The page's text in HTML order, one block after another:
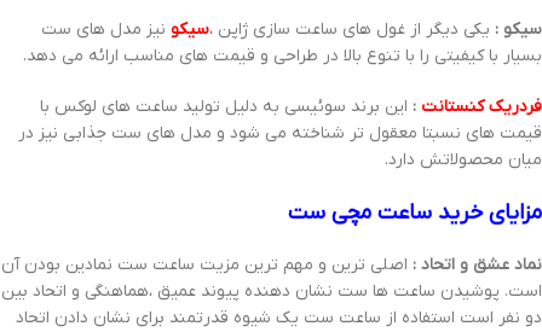
سیکو : یکی دیگر از غول های ساعت سازی ژاپن ،سیکو نیز مدل های ست
بسیار با کیفیتی را با تنوع بالا در طراحی و قیمت های مناسب ارائه می دهد.
فردریک کنستانت : این برند سوئیسی به دلیل تولید ساعت های لوکس با
قیمت های نسبتا معقول تر شناخته می شود و مدل های ست جذابی نیز در
میان محصولاتش دارد.
مزایای خرید ساعت مچی ست
نماد عشق و اتحاد : اصلی ترین و مهم ترین مزیت ساعت ست نمادین بودن آن
است. پوشیدن ساعت ها ست نشان دهنده پیوند عمیق ،هماهنگی و اتحاد بین
دو نفر است استفاده از ساعت ست یک شیوه قدرتمند برای نشان دادن اتحاد